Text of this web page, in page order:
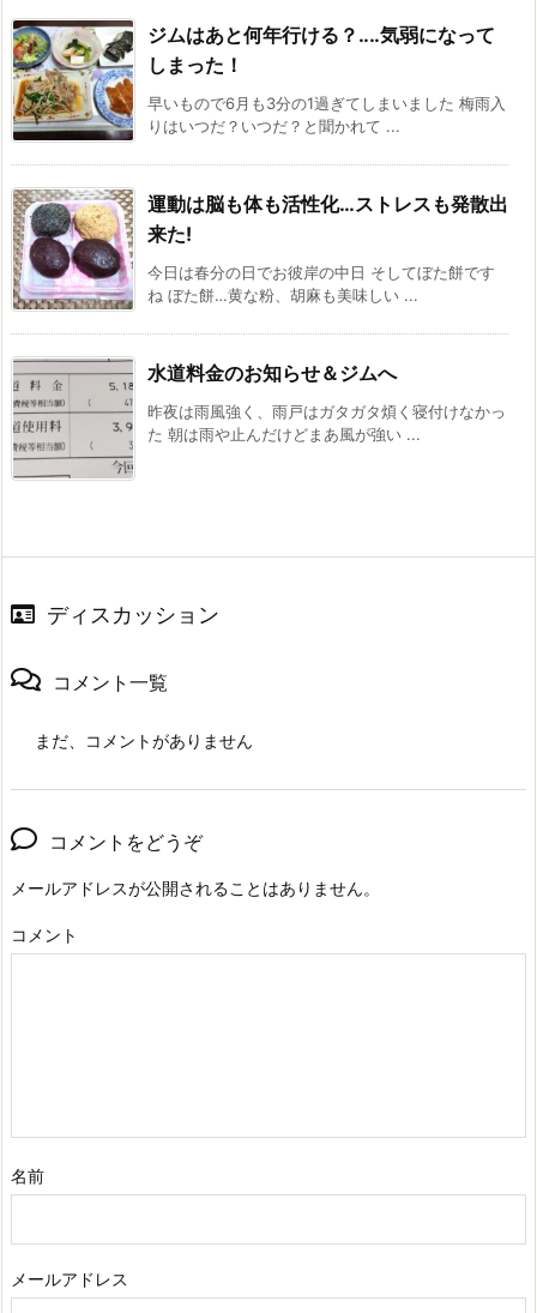
ジムはあと何年行ける？‥‥気弱になって
しまった！
早いもので6月も3分の1過ぎてしまいました 梅雨入
りはいつだ？いつだ？と聞かれて ...
運動は脳も体も活性化…ストレスも発散出
来た!
今日は春分の日でお彼岸の中日 そしてぼた餅です
ね ぼた餅…黄な粉、胡麻も美味しい ...
水道料金のお知らせ＆ジムへ
昨夜は雨風強く、雨戸はガタガタ煩く寝付けなかっ
た 朝は雨や止んだけどまあ風が強い ...
ディスカッション
コメント一覧
まだ、コメントがありません
コメントをどうぞ
メールアドレスが公開されることはありません。
コメント
名前
メールアドレス